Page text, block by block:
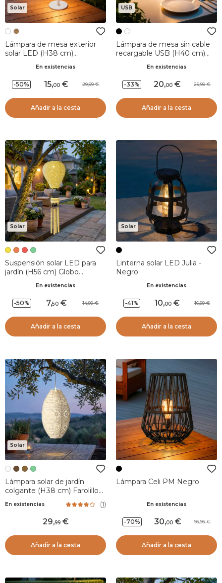
Solar
Lámpara de mesa exterior
solar LED (H38 cm)
En existencias
-50% 15,00 29,99
Añadir a la cesta
USB
Lámpara de mesa sin cable
recargable USB (H40 cm)
En existencias
-33% 20,00 29,99
Añadir a la cesta
Solar
Suspensión solar LED para
jardín (H56 cm) Globo
En existencias
-50% 7,50 14,99
Añadir a la cesta
Solar
Linterna solar LED Julia -
Negro
En existencias
-41% 10,00 16,99
Añadir a la cesta
Solar
Lámpara solar de jardín
colgante (H38 cm) Farolillo
En existencias (1)
29,99
Añadir a la cesta
Lámpara Celi PM Negro
En existencias
-70% 30,00 99,99
Añadir a la cesta